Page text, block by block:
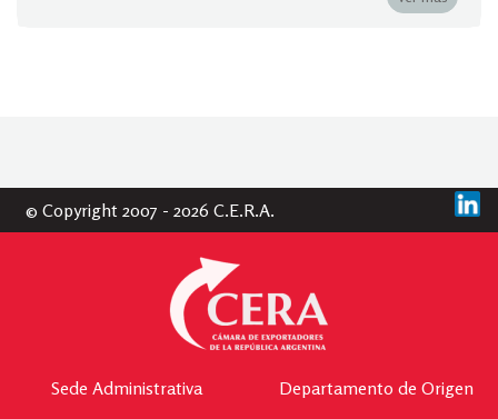
© Copyright 2007 - 2026 C.E.R.A.
Sede Administrativa Departamento de Origen